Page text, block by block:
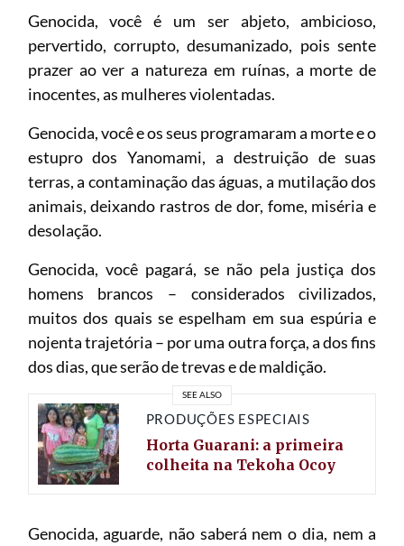
Genocida, você é um ser abjeto, ambicioso,
pervertido, corrupto, desumanizado, pois sente
prazer ao ver a natureza em ruínas, a morte de
inocentes, as mulheres violentadas.
Genocida, você e os seus programaram a morte e o
estupro dos Yanomami, a destruição de suas
terras, a contaminação das águas, a mutilação dos
animais, deixando rastros de dor, fome, miséria e
desolação.
Genocida, você pagará, se não pela justiça dos
homens brancos – considerados civilizados,
muitos dos quais se espelham em sua espúria e
nojenta trajetória – por uma outra força, a dos fins
dos dias, que serão de trevas e de maldição.
SEE ALSO
PRODUÇÕES ESPECIAIS
Horta Guarani: a primeira
colheita na Tekoha Ocoy
Genocida, aguarde, não saberá nem o dia, nem a